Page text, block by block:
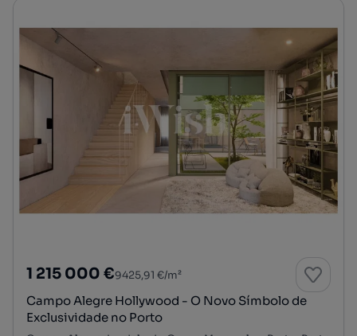
1 215 000 €9425,91 €/m²
Campo Alegre Hollywood - O Novo Símbolo de
Exclusividade no Porto